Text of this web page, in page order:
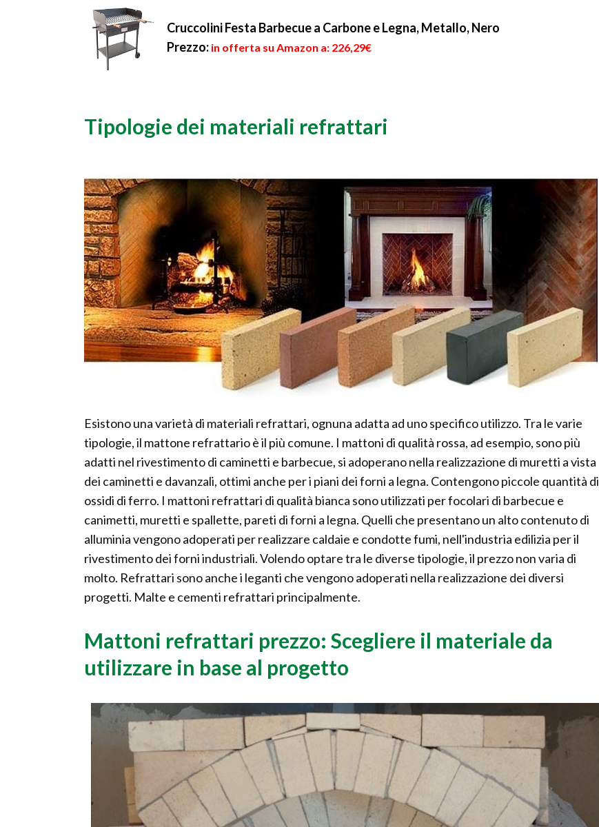
Cruccolini Festa Barbecue a Carbone e Legna, Metallo, Nero
Prezzo: in offerta su Amazon a: 226,29€
Tipologie dei materiali refrattari
Esistono una varietà di materiali refrattari, ognuna adatta ad uno specifico utilizzo. Tra le varie
tipologie, il mattone refrattario è il più comune. I mattoni di qualità rossa, ad esempio, sono più
adatti nel rivestimento di caminetti e barbecue, si adoperano nella realizzazione di muretti a vista
dei caminetti e davanzali, ottimi anche per i piani dei forni a legna. Contengono piccole quantità di
ossidi di ferro. I mattoni refrattari di qualità bianca sono utilizzati per focolari di barbecue e
canimetti, muretti e spallette, pareti di forni a legna. Quelli che presentano un alto contenuto di
alluminia vengono adoperati per realizzare caldaie e condotte fumi, nell'industria edilizia per il
rivestimento dei forni industriali. Volendo optare tra le diverse tipologie, il prezzo non varia di
molto. Refrattari sono anche i leganti che vengono adoperati nella realizzazione dei diversi
progetti. Malte e cementi refrattari principalmente.
Mattoni refrattari prezzo: Scegliere il materiale da
utilizzare in base al progetto